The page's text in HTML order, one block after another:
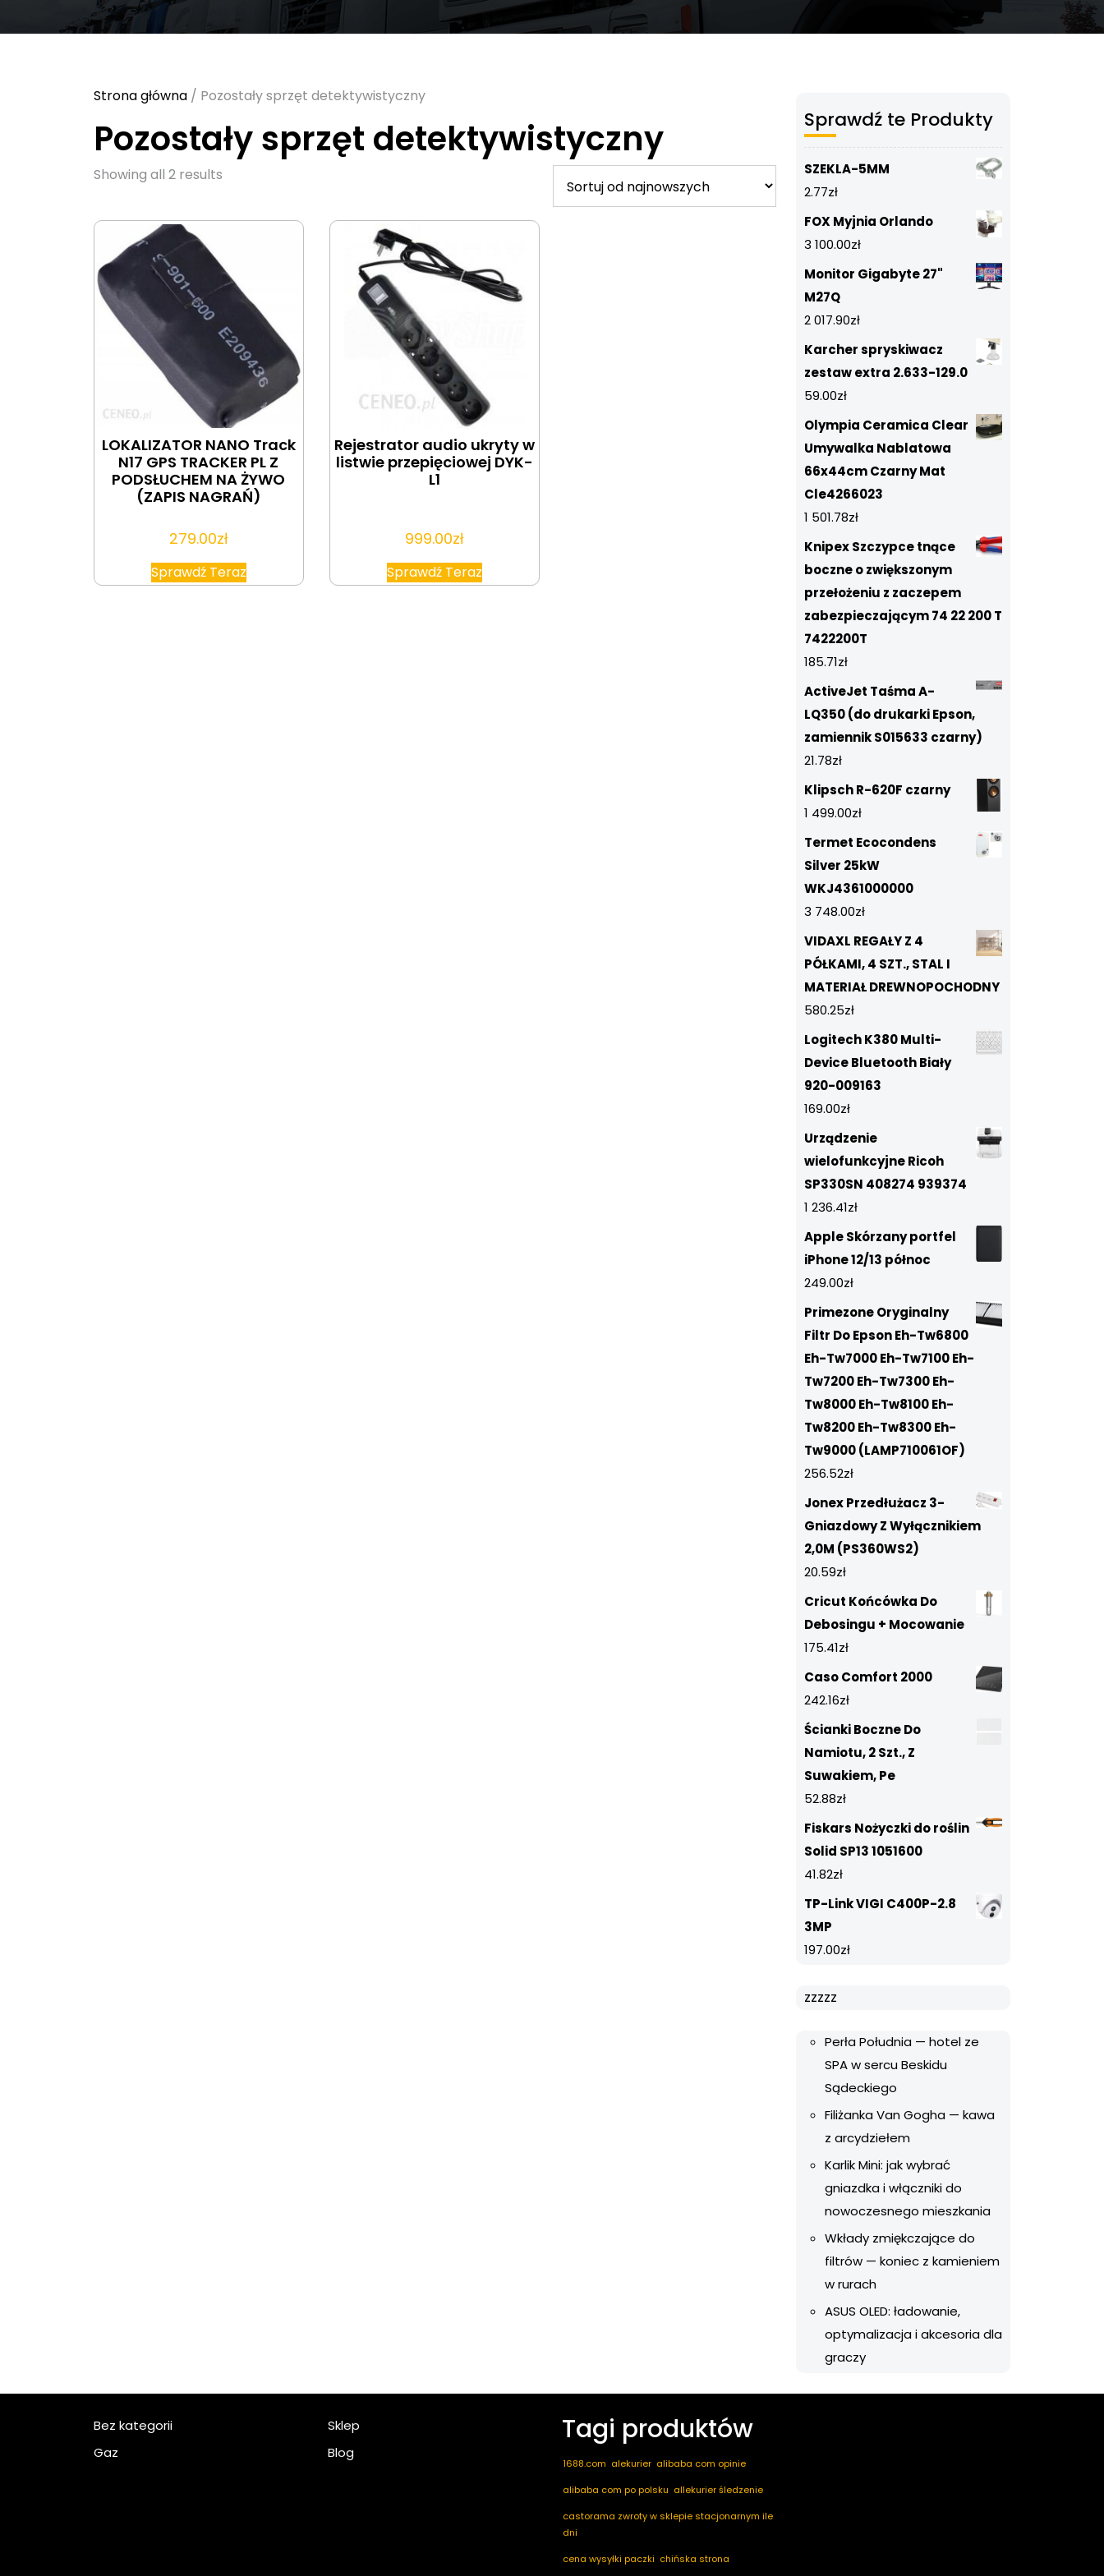
Strona główna / Pozostały sprzęt detektywistyczny
Pozostały sprzęt detektywistyczny
Showing all 2 results
LOKALIZATOR NANO Track
N17 GPS TRACKER PL Z
PODSŁUCHEM NA ŻYWO
(ZAPIS NAGRAŃ)
279.00zł
Sprawdź Teraz
Rejestrator audio ukryty w
listwie przepięciowej DYK-
L1
999.00zł
Sprawdź Teraz
Sprawdź te Produkty
SZEKLA-5MM
2.77zł
FOX Myjnia Orlando
3 100.00zł
Monitor Gigabyte 27"
M27Q
2 017.90zł
Karcher spryskiwacz
zestaw extra 2.633-129.0
59.00zł
Olympia Ceramica Clear
Umywalka Nablatowa
66x44cm Czarny Mat
Cle4266023
1 501.78zł
Knipex Szczypce tnące
boczne o zwiększonym
przełożeniu z zaczepem
zabezpieczającym 74 22 200 T
7422200T
185.71zł
ActiveJet Taśma A-
LQ350 (do drukarki Epson,
zamiennik S015633 czarny)
21.78zł
Klipsch R-620F czarny
1 499.00zł
Termet Ecocondens
Silver 25kW
WKJ4361000000
3 748.00zł
VIDAXL REGAŁY Z 4
PÓŁKAMI, 4 SZT., STAL I
MATERIAŁ DREWNOPOCHODNY
580.25zł
Logitech K380 Multi-
Device Bluetooth Biały
920-009163
169.00zł
Urządzenie
wielofunkcyjne Ricoh
SP330SN 408274 939374
1 236.41zł
Apple Skórzany portfel
iPhone 12/13 północ
249.00zł
Primezone Oryginalny
Filtr Do Epson Eh-Tw6800
Eh-Tw7000 Eh-Tw7100 Eh-
Tw7200 Eh-Tw7300 Eh-
Tw8000 Eh-Tw8100 Eh-
Tw8200 Eh-Tw8300 Eh-
Tw9000 (LAMP710061OF)
256.52zł
Jonex Przedłużacz 3-
Gniazdowy Z Wyłącznikiem
2,0M (PS360WS2)
20.59zł
Cricut Końcówka Do
Debosingu + Mocowanie
175.41zł
Caso Comfort 2000
242.16zł
Ścianki Boczne Do
Namiotu, 2 Szt., Z
Suwakiem, Pe
52.88zł
Fiskars Nożyczki do roślin
Solid SP13 1051600
41.82zł
TP-Link VIGI C400P-2.8
3MP
197.00zł
zzzzz
Perła Południa — hotel ze
SPA w sercu Beskidu
Sądeckiego
Filiżanka Van Gogha — kawa
z arcydziełem
Karlik Mini: jak wybrać
gniazdka i włączniki do
nowoczesnego mieszkania
Wkłady zmiękczające do
filtrów — koniec z kamieniem
w rurach
ASUS OLED: ładowanie,
optymalizacja i akcesoria dla
graczy
Bez kategorii
Gaz
Sklep
Blog
Tagi produktów
1688.com alekurier alibaba com opinie
alibaba com po polsku allekurier śledzenie
castorama zwroty w sklepie stacjonarnym ile
dni
cena wysyłki paczki chińska strona